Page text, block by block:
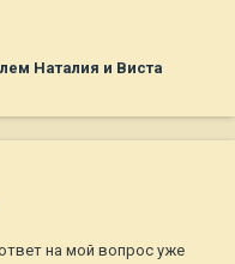
Наталия и Виста
на мой вопрос уже